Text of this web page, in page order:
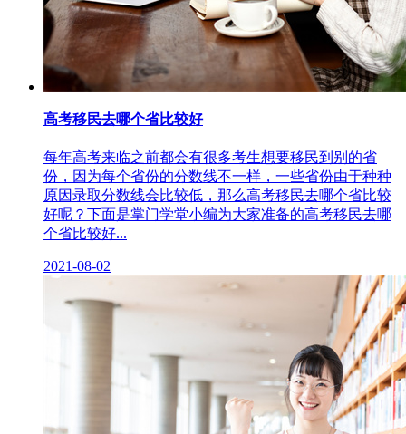
高考移民去哪个省比较好
每年高考来临之前都会有很多考生想要移民到别的省
份，因为每个省份的分数线不一样，一些省份由于种种
原因录取分数线会比较低，那么高考移民去哪个省比较
好呢？下面是掌门学堂小编为大家准备的高考移民去哪
个省比较好...
2021-08-02